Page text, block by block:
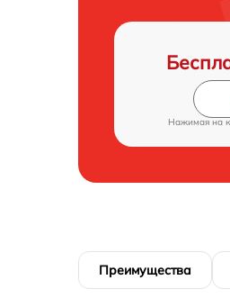
Нажимая на
Преимущества